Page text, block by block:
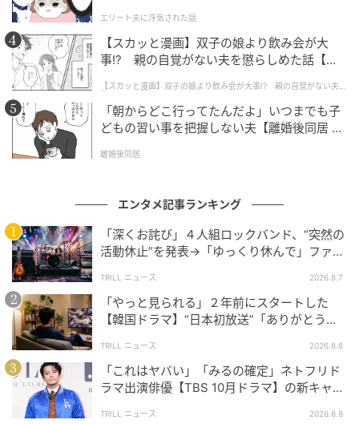
※記事は執筆時点の情報です
次の記事
#1 子どもの実名と顔を晒すママ、大丈夫か
な？なんて心配していたら。
の記事をもっとみる
エリート夫に浮気された話
【スカッと漫画】双子の娘より飲み会が大
事!? 親の自覚がない夫を懲らしめた話【第1
【スカッと漫画】双子の娘より飲み会が大事!? 親の自覚がない夫を
懲らしめた話
「朝からどこ行ってたんだよ」いつまでも子
どもの習い事を把握しない夫【離婚後同居 Vo
離婚後同居
エンタメ記事ランキング
「深くお詫び」４人組ロックバンド、“突然の
活動休止”を発表→「ゆっくり休んで」ファン
TRILL ニュース 2026.8.7
「やっと見られる」２年前にスタートした
【韓国ドラマ】“日本初放送”「ありがとう」
TRILL ニュース 2026.8.8
「これはヤバい」「みるの確定」ネトフリド
ラマ出演俳優【TBS 10月ドラマ】の新キャス
TRILL ニュース 2026.8.8